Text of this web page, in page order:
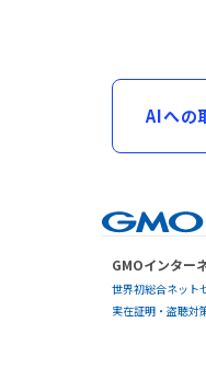
AIへの
GMOインター
世界初総合ネット
実在証明・盗聴対